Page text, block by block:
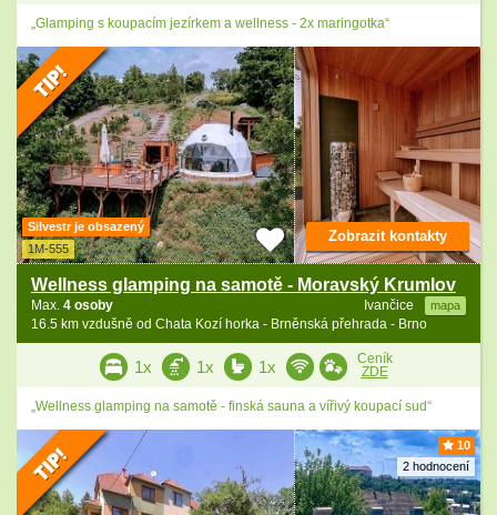
„Glamping s koupacím jezírkem a wellness - 2x maringotka“
Silvestr je obsazený
1M-555
Wellness glamping na samotě - Moravský Krumlov
Ivančice mapa
Max. 4 osoby
16.5 km vzdušně od Chata Kozí horka - Brněnská přehrada - Brno
Zobrazit kontakty
1x 1x 1x
Ceník
ZDE
„Wellness glamping na samotě - finská sauna a vířivý koupací sud“
10
2 hodnocení